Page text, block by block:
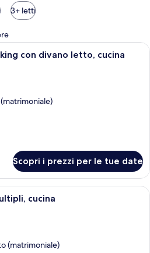
3+ letti
Una camera d'albergo con un letto,
con divano letto, cucina
Scopri i prezzi per le tue date
Una camera d'albergo con divano,
cucina
(matrimoniale)